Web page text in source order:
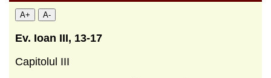
A+ A-
Ev. Ioan III, 13-17
Capitolul III